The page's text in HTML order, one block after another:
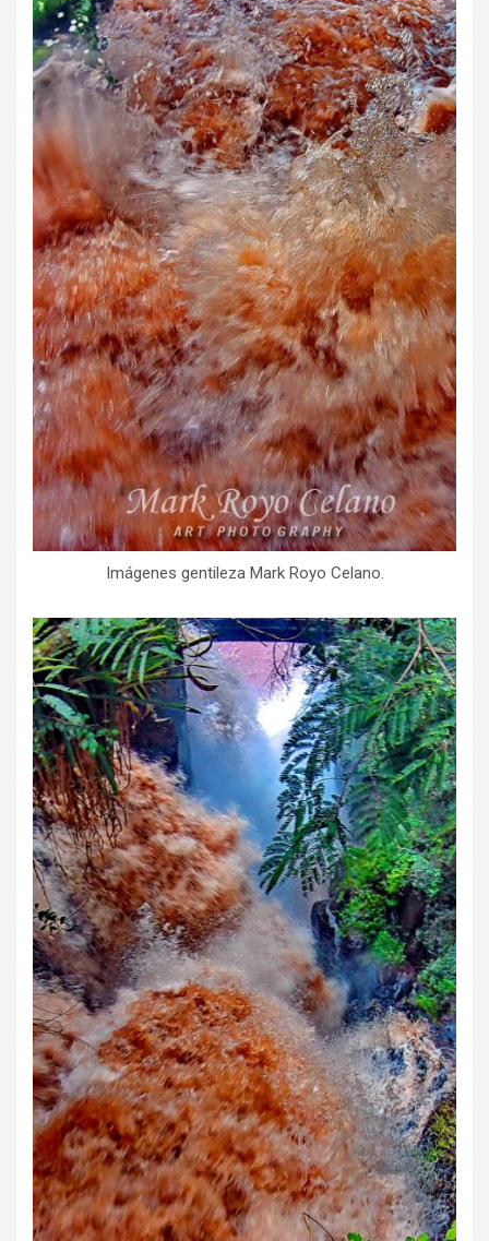
Imágenes gentileza Mark Royo Celano.